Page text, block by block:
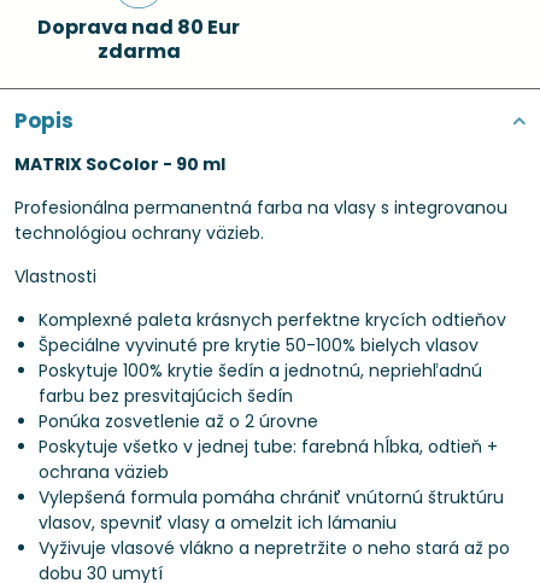
Doprava nad 80 Eur
zdarma
Popis
MATRIX SoColor - 90 ml
Profesionálna permanentná farba na vlasy s integrovanou
technológiou ochrany väzieb.
Vlastnosti
Komplexné paleta krásnych perfektne krycích odtieňov
Špeciálne vyvinuté pre krytie 50-100% bielych vlasov
Poskytuje 100% krytie šedín a jednotnú, nepriehľadnú
farbu bez presvitajúcich šedín
Ponúka zosvetlenie až o 2 úrovne
Poskytuje všetko v jednej tube: farebná hĺbka, odtieň +
ochrana väzieb
Vylepšená formula pomáha chrániť vnútornú štruktúru
vlasov, spevniť vlasy a omelzit ich lámaniu
Vyživuje vlasové vlákno a nepretržite o neho stará až po
dobu 30 umytí